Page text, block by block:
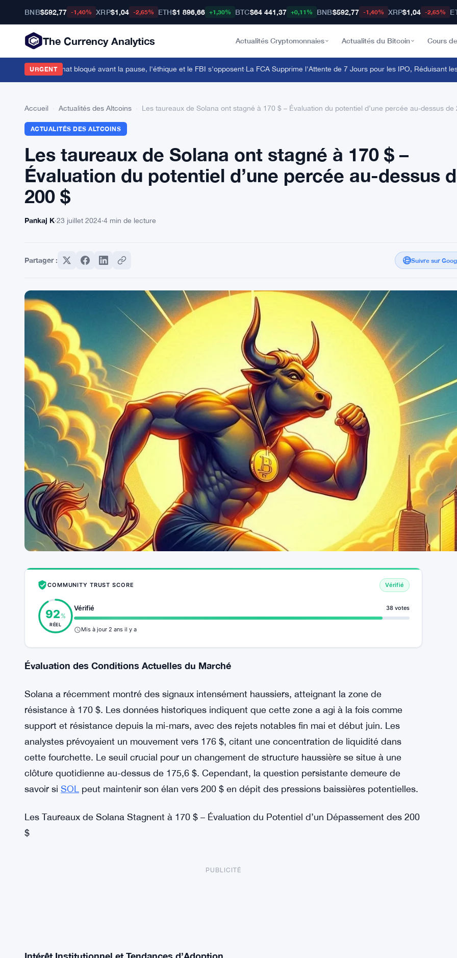
BNB$592,77 -1,40% XRP$1,04 -2,65% ETH$1 896,66 +1,30% BTC$64 441,37 +0,11% BNB$592,77 -1,40% XRP$1,04 -2,65%
The Currency Analytics Actualités Cryptomonnaies Actualités du Bitcoin Cours
URGENT
au Sénat bloqué avant la pause, l'éthique et le FBI s'opposent·La FCA Supprime l'Attente de 7 Jours pour les IPO, Réduisant les
Accueil Actualités des Altcoins Les taureaux de Solana ont stagné à 170 $ – Évaluation du potentiel d’une percée au-dessus de
ACTUALITÉS DES ALTCOINS
Les taureaux de Solana ont stagné à 170 $ –
Évaluation du potentiel d’une percée au-dessus
200 $
Pankaj K·23 juillet 2024·4 min de lecture
Partager : Suivre sur
COMMUNITY TRUST SCORE Vérifié
92 %
RÉEL
Vérifié 38 votes
Mis à jour 2 ans il y a
Évaluation des Conditions Actuelles du Marché
Solana a récemment montré des signaux intensément haussiers, atteignant la zone de
résistance à 170 $. Les données historiques indiquent que cette zone a agi à la fois comme
support et résistance depuis la mi-mars, avec des rejets notables fin mai et début juin. Les
analystes prévoyaient un mouvement vers 176 $, citant une concentration de liquidité dans
cette fourchette. Le seuil crucial pour un changement de structure haussière se situe à une
clôture quotidienne au-dessus de 175,6 $. Cependant, la question persistante demeure de
savoir si SOL peut maintenir son élan vers 200 $ en dépit des pressions baissières potentielles.
Les Taureaux de Solana Stagnent à 170 $ – Évaluation du Potentiel d’un Dépassement des 200
$
PUBLICITÉ